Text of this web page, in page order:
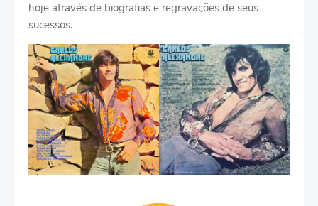
hoje através de biografias e regravações de seus
sucessos.